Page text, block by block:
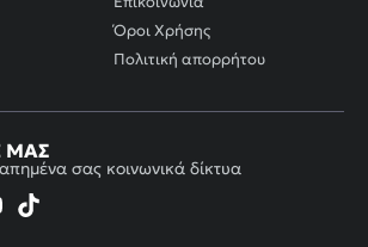
Όροι Χρήσης
Πολιτική απορρήτου
ΜΑΣ
σας κοινωνικά δίκτυα